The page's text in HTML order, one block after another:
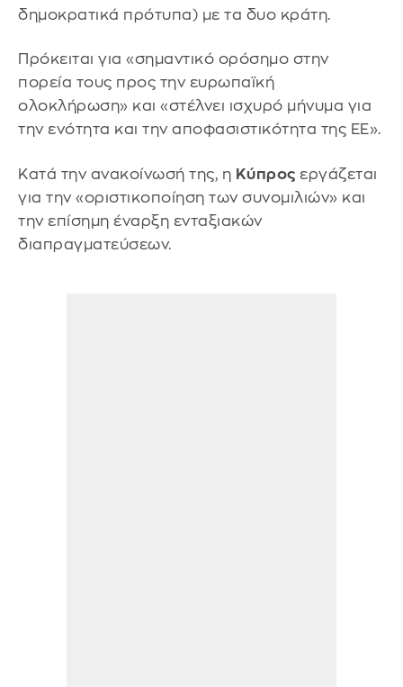
δημοκρατικά πρότυπα) με τα δυο κράτη.
Πρόκειται για «σημαντικό ορόσημο στην
πορεία τους προς την ευρωπαϊκή
ολοκλήρωση» και «στέλνει ισχυρό μήνυμα για
την ενότητα και την αποφασιστικότητα της ΕΕ».
Κατά την ανακοίνωσή της, η Κύπρος εργάζεται
για την «οριστικοποίηση των συνομιλιών» και
την επίσημη έναρξη ενταξιακών
διαπραγματεύσεων.